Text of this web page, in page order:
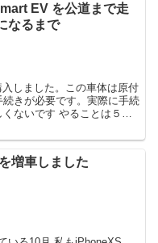
EV を公道まで走
なるまで
しました。この車体は原付
きが必要です。実際に手続
ないです やることは５つ
増車しました